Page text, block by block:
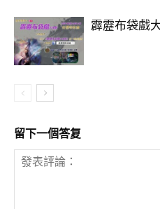
霹靂布袋戲
留下一個答复